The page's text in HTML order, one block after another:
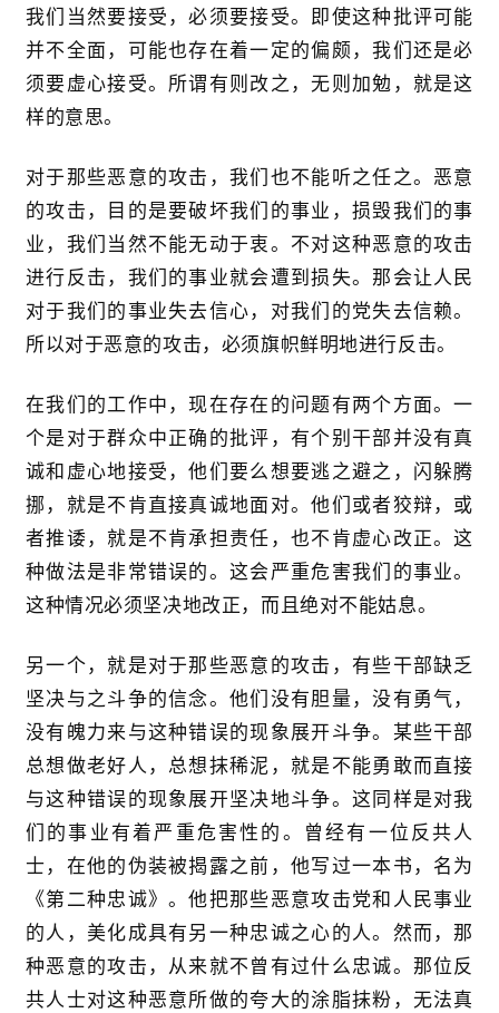
页
面
我们当然要接受，必须要接受。即使这种批评可能
并不全面，可能也存在着一定的偏颇，我们还是必
须要虚心接受。所谓有则改之，无则加勉，就是这
样的意思。
对于那些恶意的攻击，我们也不能听之任之。恶意
的攻击，目的是要破坏我们的事业，损毁我们的事
业，我们当然不能无动于衷。不对这种恶意的攻击
进行反击，我们的事业就会遭到损失。那会让人民
对于我们的事业失去信心，对我们的党失去信赖。
所以对于恶意的攻击，必须旗帜鲜明地进行反击。
在我们的工作中，现在存在的问题有两个方面。一
个是对于群众中正确的批评，有个别干部并没有真
诚和虚心地接受，他们要么想要逃之避之，闪躲腾
挪，就是不肯直接真诚地面对。他们或者狡辩，或
者推诿，就是不肯承担责任，也不肯虚心改正。这
种做法是非常错误的。这会严重危害我们的事业。
这种情况必须坚决地改正，而且绝对不能姑息。
另一个，就是对于那些恶意的攻击，有些干部缺乏
坚决与之斗争的信念。他们没有胆量，没有勇气，
没有魄力来与这种错误的现象展开斗争。某些干部
总想做老好人，总想抹稀泥，就是不能勇敢而直接
与这种错误的现象展开坚决地斗争。这同样是对我
们的事业有着严重危害性的。曾经有一位反共人
士，在他的伪装被揭露之前，他写过一本书，名为
《第二种忠诚》。他把那些恶意攻击党和人民事业
的人，美化成具有另一种忠诚之心的人。然而，那
种恶意的攻击，从来就不曾有过什么忠诚。那位反
共人士对这种恶意所做的夸大的涂脂抹粉，无法真